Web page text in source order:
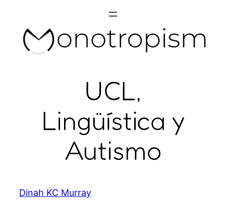
content
UCL,
Lingüística y
Autismo
Dinah KC Murray